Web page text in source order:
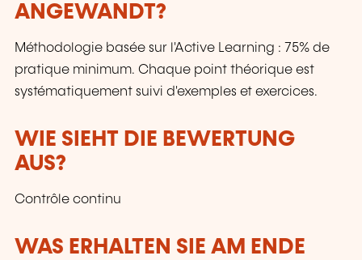
ANGEWANDT?
Méthodologie basée sur l'Active Learning : 75% de
pratique minimum. Chaque point théorique est
systématiquement suivi d'exemples et exercices.
WIE SIEHT DIE BEWERTUNG
AUS?
Contrôle continu
WAS ERHALTEN SIE AM ENDE